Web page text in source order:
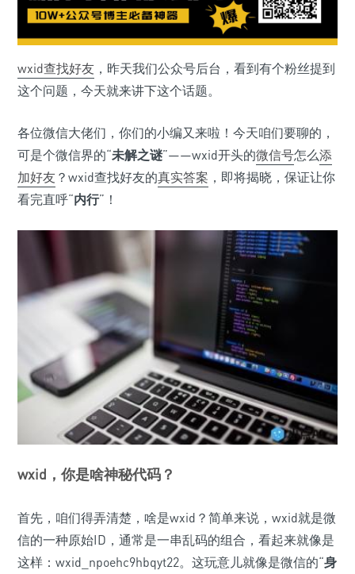
wxid查找好友 ，昨天我们公众号后台，看到有个粉丝提到
这个问题，今天就来讲下这个话题。
各位微信大佬们，你们的小编又来啦！今天咱们要聊的，
可是个微信界的“未解之谜”——wxid开头的微信号怎么添
加好友 ？wxid查找好友的真实答案 ，即将揭晓，保证让你
看完直呼“内行”！
wxid，你是啥神秘代码？
首先，咱们得弄清楚，啥是wxid？简单来说，wxid就是微
信的一种原始ID，通常是一串乱码的组合，看起来就像是
这样：wxid_npoehc9hbqyt22。这玩意儿就像是微信的“身